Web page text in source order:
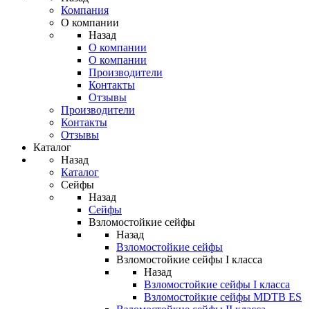
Компания
О компании
Назад
О компании
О компании
Производители
Контакты
Отзывы
Производители
Контакты
Отзывы
Каталог
Назад
Каталог
Сейфы
Назад
Сейфы
Взломостойкие сейфы
Назад
Взломостойкие сейфы
Взломостойкие сейфы I класса
Назад
Взломостойкие сейфы I класса
Взломостойкие сейфы MDTB ES